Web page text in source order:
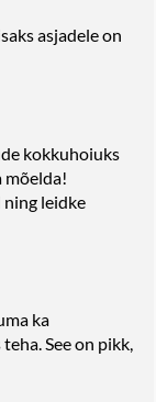
asjadele on
kokkuhoiuks
mõelda!
ning leidke
ka
See on pikk,